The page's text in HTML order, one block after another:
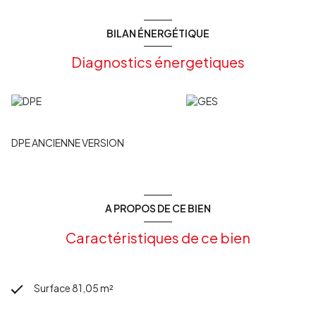
sont disponibles sur le site Géorisques :
www.georisques.gouv.fr
Contactez votre agence Les Clés d'Aquitaine au 05.56.62.31.89
sont disponibles sur le site
Géorisques
BILAN ÉNERGÉTIQUE
Diagnostics énergetiques
DPE ANCIENNE VERSION
A PROPOS DE CE BIEN
Caractéristiques de ce bien
Surface 81,05 m²